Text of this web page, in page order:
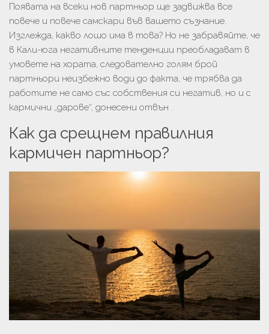
Появата на всеки нов партньор ще задвижва все
повече и повече самскари във вашето съзнание.
Изглежда, какво лошо има в това? Но не забравяйте, че
в Кали-юга негативните тенденции преобладават в
умовете на хората, следователно голям брой
партньори неизбежно води до факта, че трябва да
работите не само със собствения си негатив, но и с
кармични „дарове“, донесени отвън .
Как да срещнем правилния
кармичен партньор?